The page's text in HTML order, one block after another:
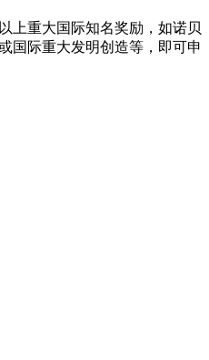
上重大国际知名奖励，如诺贝
国际重大发明创造等，即可申